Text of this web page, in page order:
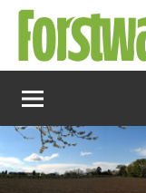
Zum
Inhalt
springen